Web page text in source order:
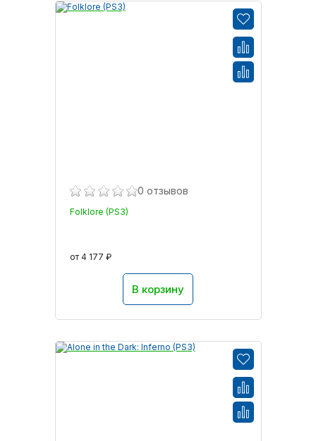
0 отзывов
Folklore (PS3)
от 4 177 ₽
В корзину